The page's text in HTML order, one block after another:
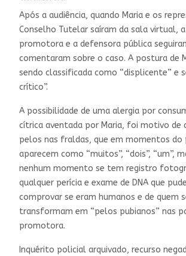
Após a audiência, quando Maria e os
Conselho Tutelar saíram da sala virtual,
promotora e a defensora pública
comentaram sobre o caso. A postura de
sendo classificada como “displicente” e
crítico”.
A possibilidade de uma alergia por
cítrica aventada por Maria, foi motivo de
pelos nas fraldas, que em momentos do
aparecem como “muitos”, “dois”, “um”,
nenhum momento se tem registro
qualquer perícia e exame de DNA que
comprovar se eram humanos e de quem
transformam em “pelos pubianos” nas
promotora.
Inquérito policial arquivado, recurso